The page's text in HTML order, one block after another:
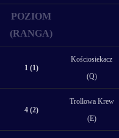
POZIOM
(RANGA)
1 (1)
Kościosiekacz
(Q)
4 (2)
Trollowa Krew
(E)